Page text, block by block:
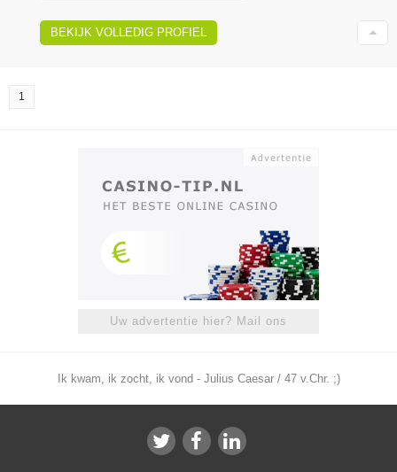
BEKIJK VOLLEDIG PROFIEL
1
Uw advertentie hier? Mail ons
Ik kwam, ik zocht, ik vond - Julius Caesar / 47 v.Chr. ;)